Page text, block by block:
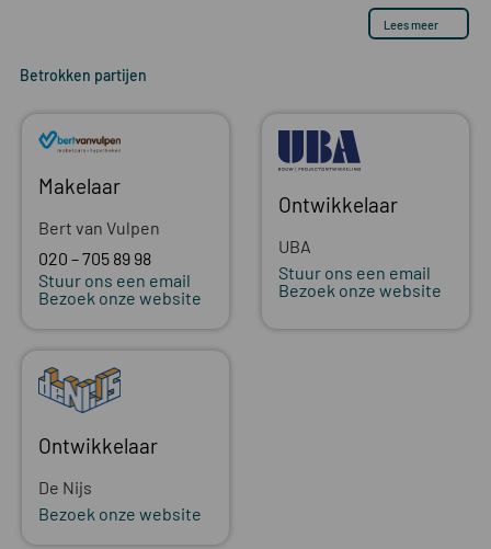
Lees meer
Betrokken partijen
Makelaar
Bert van Vulpen
020 – 705 89 98
Stuur ons een email
Bezoek onze website
Ontwikkelaar
UBA
Stuur ons een email
Bezoek onze website
Ontwikkelaar
De Nijs
Bezoek onze website